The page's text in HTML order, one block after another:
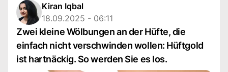
Kiran Iqbal
18.09.2025 - 06:11
Zwei kleine Wölbungen an der Hüfte, die
einfach nicht verschwinden wollen: Hüftgold
ist hartnäckig. So werden Sie es los.